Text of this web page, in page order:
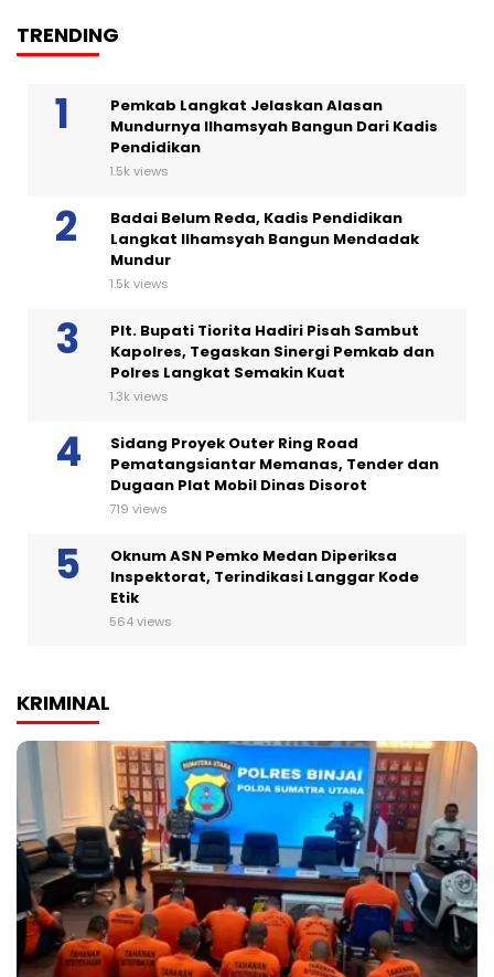
TRENDING
Pemkab Langkat Jelaskan Alasan
Mundurnya Ilhamsyah Bangun Dari Kadis
Pendidikan
1.5k views
Badai Belum Reda, Kadis Pendidikan
Langkat Ilhamsyah Bangun Mendadak
Mundur
1.5k views
Plt. Bupati Tiorita Hadiri Pisah Sambut
Kapolres, Tegaskan Sinergi Pemkab dan
Polres Langkat Semakin Kuat
1.3k views
Sidang Proyek Outer Ring Road
Pematangsiantar Memanas, Tender dan
Dugaan Plat Mobil Dinas Disorot
719 views
Oknum ASN Pemko Medan Diperiksa
Inspektorat, Terindikasi Langgar Kode
Etik
564 views
KRIMINAL